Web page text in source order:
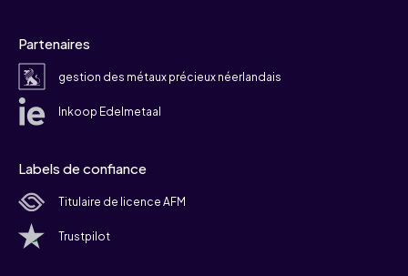
Partenaires
gestion des métaux précieux néerlandais
Inkoop Edelmetaal
Labels de confiance
Titulaire de licence AFM
Trustpilot